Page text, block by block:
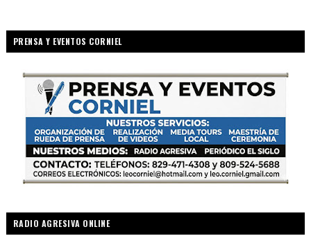
PRENSA Y EVENTOS CORNIEL
RADIO AGRESIVA ONLINE